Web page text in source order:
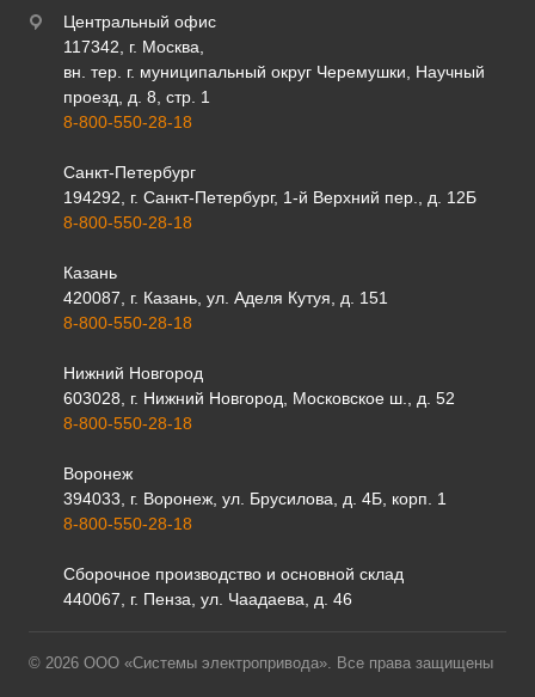
Центральный офис
117342, г. Москва,
вн. тер. г. муниципальный округ Черемушки, Научный
проезд, д. 8, стр. 1
8-800-550-28-18
Санкт-Петербург
194292, г. Санкт-Петербург, 1-й Верхний пер., д. 12Б
8-800-550-28-18
Казань
420087, г. Казань, ул. Аделя Кутуя, д. 151
8-800-550-28-18
Нижний Новгород
603028, г. Нижний Новгород, Московское ш., д. 52
8-800-550-28-18
Воронеж
394033, г. Воронеж, ул. Брусилова, д. 4Б, корп. 1
8-800-550-28-18
Сборочное производство и основной склад
440067, г. Пенза, ул. Чаадаева, д. 46
© 2026 ООО «Системы электропривода». Все права защищены